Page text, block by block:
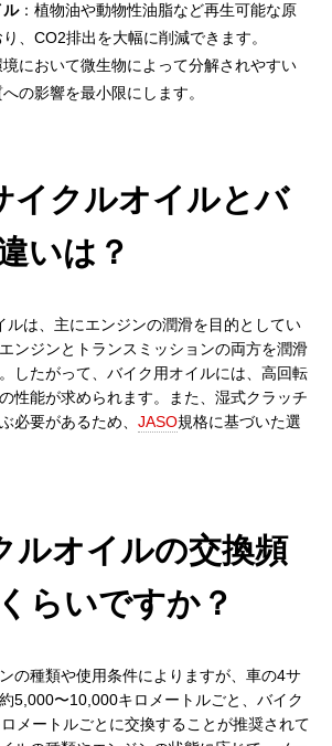
ル：植物油や動物性油脂など再生可能な原
、CO2排出を大幅に削減できます。
境において微生物によって分解されやすい
の影響を最小限にします。
イクルオイルとバ
いは？
ルは、主にエンジンの潤滑を目的としてい
ンジンとトランスミッションの両方を潤滑
したがって、バイク用オイルには、高回転
性能が求められます。また、湿式クラッチ
必要があるため、 JASO規格に基づいた選
ルオイルの交換頻
らいですか？
の種類や使用条件によりますが、車の4サ
5,000〜10,000キロメートルごと、バイク
メートルごとに交換することが推奨されて